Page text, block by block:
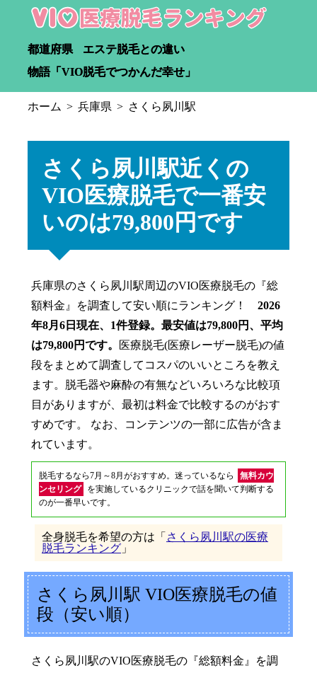
都道府県
エステ脱毛との違い
物語「VIO脱毛でつかんだ幸せ」
ホーム 兵庫県 さくら夙川駅
さくら夙川駅近くの
VIO医療脱毛で一番安
いのは79,800円です
兵庫県のさくら夙川駅周辺のVIO医療脱毛の『総
額料金』を調査して安い順にランキング！ 2026
年8月6日現在、1件登録。最安値は79,800円、平均
は79,800円です。
医療脱毛(医療レーザー脱毛)の値
段をまとめて調査してコスパのいいところを教え
ます。脱毛器や麻酔の有無などいろいろな比較項
目がありますが、最初は料金で比較するのがおす
すめです。 なお、コンテンツの一部に広告が含ま
れています。
脱毛するなら7月～8月がおすすめ。迷っているなら
無料カウ
ンセリング
を実施しているクリニックで話を聞いて判断する
のが一番早いです。
全身脱毛を希望の方は「 さくら夙川駅の医療
脱毛ランキング 」
さくら夙川駅 VIO医療脱毛の値
段（安い順）
さくら夙川駅のVIO医療脱毛の『総額料金』を調